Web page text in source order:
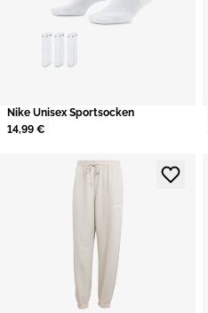
Nike Unisex Sportsocken
14,99 €